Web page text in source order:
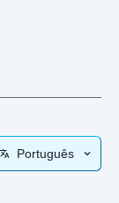
Português